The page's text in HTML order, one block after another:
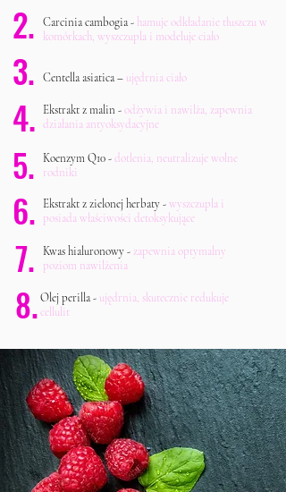
2. Carcinia cambogia - hamuje odkładanie tłuszczu w
komórkach, wyszczupla i modeluje ciało
3. Centella asiatica – ujędrnia ciało
4. Ekstrakt z malin -odżywia i nawilża, zapewnia
działania antyoksydacyjne
5. Koenzym Q10 -dotlenia, neutralizuje wolne
rodniki
6. Ekstrakt z zielonej herbaty -wyszczupla i
posiada właściwości detoksykujące
7. Kwas hialuronowy - zapewnia optymalny
poziom nawilżenia
8.Olej perilla - ujędrnia, skutecznie redukuje
cellulit